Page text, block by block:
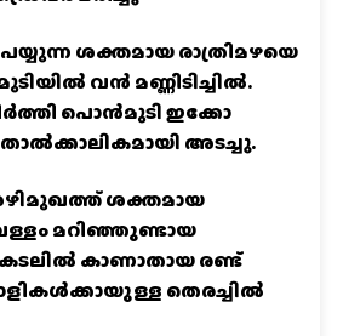
ശക്തമായ രാത്രിമഴയെ
വൻ മണ്ണിടിച്ചില്‍.
പൊൻമുടി ഇക്കോ
താല്‍ക്കാലികമായി അടച്ചു.
ശക്തമായ
വള്ളം മറിഞ്ഞുണ്ടായ
കാണാതായ രണ്ട്
തെരച്ചിൽ